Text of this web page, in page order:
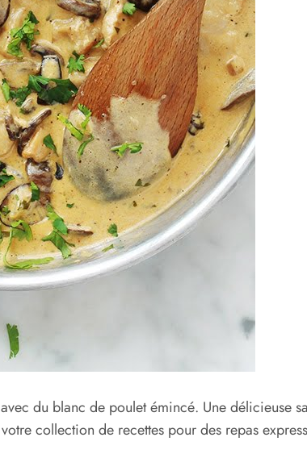
du blanc de poulet émincé. Une délicieuse
collection de recettes pour des repas